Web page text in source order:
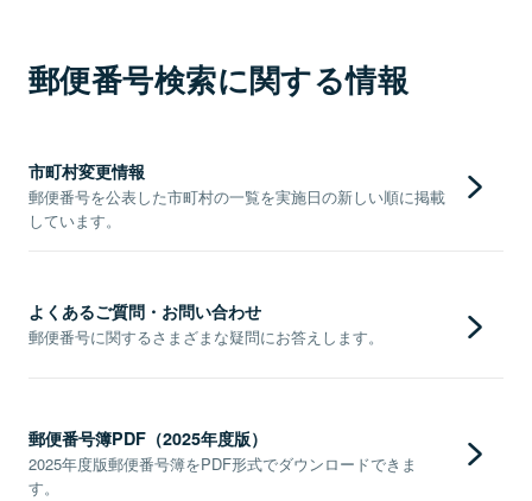
郵便番号検索に関する情報
市町村変更情報
郵便番号を公表した市町村の一覧を実施日の新しい順に掲載
しています。
よくあるご質問・お問い合わせ
郵便番号に関するさまざまな疑問にお答えします。
郵便番号簿PDF（2025年度版）
2025年度版郵便番号簿をPDF形式でダウンロードできま
す。